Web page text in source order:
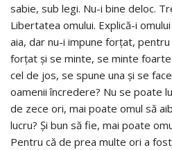
sabie, sub legi. Nu-i bine deloc.
Libertatea omului. Explică-i
aia, dar nu-i impune forţat,
forţat şi se minte, se minte
cel de jos, se spune una şi se
oamenii încredere? Nu se poate
de zece ori, mai poate omul să
lucru? Şi bun să fie, mai poate
Pentru că de prea multe ori a